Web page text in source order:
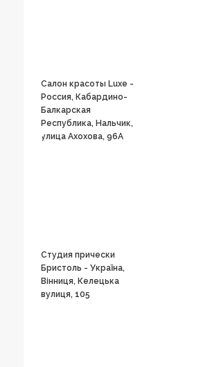
Салон красоты Luxe -
Россия, Кабардино-
Балкарская
Республика, Нальчик,
улица Ахохова, 96А
Студия прически
Бристоль - Україна,
Вінниця, Келецька
вулиця, 105